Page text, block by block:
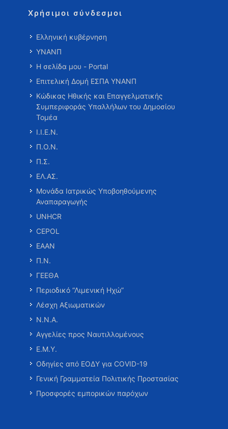
Χρήσιμοι σύνδεσμοι
Ελληνική κυβέρνηση
ΥΝΑΝΠ
Η σελίδα μου - Portal
Επιτελική Δομή ΕΣΠΑ ΥΝΑΝΠ
Κώδικας Ηθικής και Επαγγελματικής
Συμπεριφοράς Υπαλλήλων του Δημοσίου
Τομέα
Ι.Ι.Ε.Ν.
Π.Ο.Ν.
Π.Σ.
ΕΛ.ΑΣ.
Μονάδα Ιατρικώς Υποβοηθούμενης
Αναπαραγωγής
UNHCR
CEPOL
ΕΑΑΝ
Π.Ν.
ΓΕΕΘΑ
Περιοδικό “Λιμενική Ηχώ”
Λέσχη Αξιωματικών
Ν.Ν.Α.
Αγγελίες προς Ναυτιλλομένους
Ε.Μ.Υ.
Οδηγίες από ΕΟΔΥ για COVID-19
Γενική Γραμματεία Πολιτικής Προστασίας
Προσφορές εμπορικών παρόχων